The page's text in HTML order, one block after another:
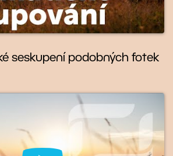
seskupení podobných fotek